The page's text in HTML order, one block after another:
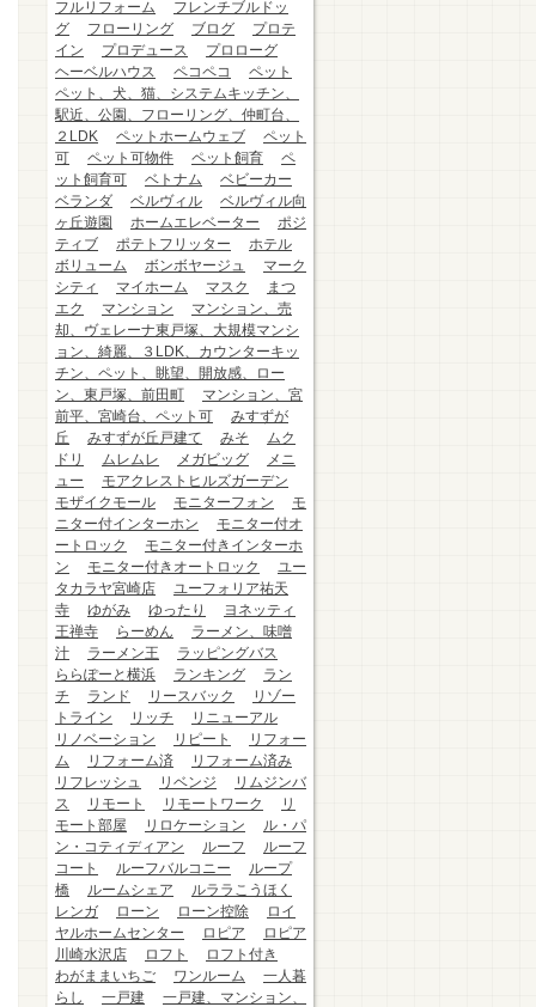
フルリフォーム
フレンチブルドッ
グ
フローリング ブログ
プロテ
イン
プロデュース
プロローグ
ヘーベルハウス
ペコペコ
ペット
ペット、犬、猫、システムキッチン、
駅近、公園、フローリング、仲町台、
２LDK
ペットホームウェブ
ペット
可
ペット可物件 ペット飼育
ペ
ット飼育可
ベトナム
ベビーカー
ベランダ
ベルヴィル
ベルヴィル向
ヶ丘遊園
ホームエレベーター
ポジ
ティブ
ポテトフリッター
ホテル
ボリューム
ボンボヤージュ
マーク
シティ
マイホーム マスク
まつ
エク
マンション
マンション、売
却、ヴェレーナ東戸塚、大規模マンシ
ョン、綺麗、３LDK、カウンターキッ
チン、ペット、眺望、開放感、ロー
ン、東戸塚、前田町
マンション、宮
前平、宮崎台、ペット可
みすずが
丘
みすずが丘戸建て みそ
ムク
ドリ
ムレムレ メガビッグ
メニ
ュー
モアクレストヒルズガーデン
モザイクモール
モニターフォン
モ
ニター付インターホン
モニター付オ
ートロック
モニター付きインターホ
ン
モニター付きオートロック
ユー
タカラヤ宮崎店
ユーフォリア祐天
寺
ゆがみ ゆったり
ヨネッティ
王禅寺
らーめん
ラーメン、味噌
汁
ラーメン王
ラッピングバス
ららぽーと横浜
ランキング
ラン
チ
ランド リースバック
リゾー
トライン
リッチ
リニューアル
リノベーション
リピート
リフォー
ム
リフォーム済
リフォーム済み
リフレッシュ
リベンジ
リムジンバ
ス
リモート リモートワーク
リ
モート部屋
リロケーション
ル・パ
ン・コティディアン
ルーフ
ルーフ
コート
ルーフバルコニー
ループ
橋
ルームシェア
ルララこうほく
レンガ
ローン ローン控除
ロイ
ヤルホームセンター
ロピア
ロピア
川崎水沢店
ロフト
ロフト付き
わがままいちご
ワンルーム
一人暮
らし
一戸建
一戸建、マンション、